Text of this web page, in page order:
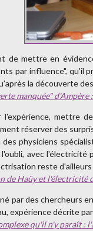
de mettre en
par influence", qu'il
la découverte
manquée"
l'expérience, mettre
réserver des
des physiciens
avec l'électricité
reste
de Haüy et l'électricité
par des chercheurs
expérience décrite
qu'il n'y paraît :